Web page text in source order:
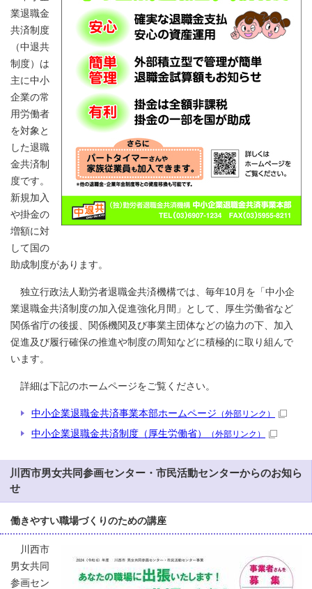
業退職金
共済制度
（中退共
制度）は
主に中小
企業の常
用労働者
を対象と
した退職
金共済制
度です。
新規加入
や掛金の
増額に対
して国の
助成制度があります。
独立行政法人勤労者退職金共済機構では、毎年10月を「中小企
業退職金共済制度の加入促進強化月間」として、厚生労働省など
関係省庁の後援、関係機関及び事業主団体などの協力の下、加入
促進及び履行確保の推進や制度の周知などに積極的に取り組んで
います。
詳細は下記のホームページをご覧ください。
中小企業退職金共済事業本部ホームページ （外部リンク）
中小企業退職金共済制度（厚生労働省） （外部リンク）
川西市男女共同参画センター・市民活動センターからのお知ら
せ
働きやすい職場づくりのための講座
川西市
男女共同
参画セン